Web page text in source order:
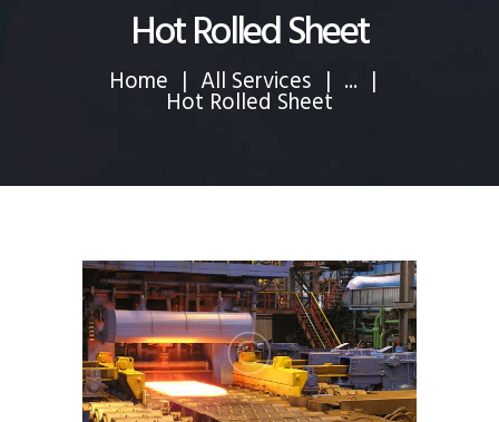
Hot Rolled Sheet
Home All Services ...
Hot Rolled Sheet